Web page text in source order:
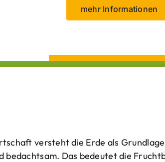
mehr Informationen
versteht die Erde als
bedachtsam. Das bedeutet die